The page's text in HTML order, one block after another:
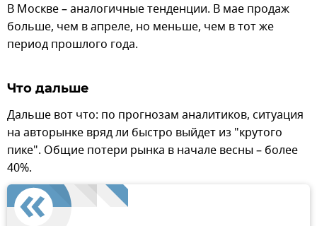
В Москве – аналогичные тенденции. В мае продаж
больше, чем в апреле, но меньше, чем в тот же
период прошлого года.
Что дальше
Дальше вот что: по прогнозам аналитиков, ситуация
на авторынке вряд ли быстро выйдет из "крутого
пике". Общие потери рынка в начале весны – более
40%.